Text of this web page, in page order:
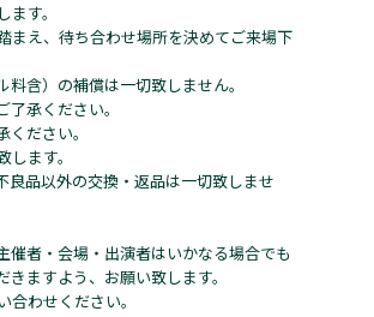
す。
まえ、待ち合わせ場所を決めてご来場下
含）の補償は一切致しません。
承ください。
ださい。
ます。
良品以外の交換・返品は一切致しませ
者・会場・出演者はいかなる場合でも
ますよう、お願い致します。
わせください。